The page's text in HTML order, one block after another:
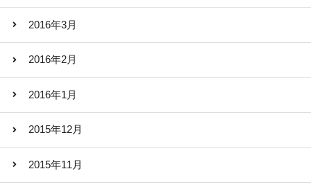
2016年3月
2016年2月
2016年1月
2015年12月
2015年11月